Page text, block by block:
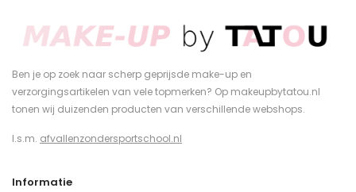
Ben je op zoek naar scherp geprijsde make-up en
verzorgingsartikelen van vele topmerken? Op makeupbytatou.nl
tonen wij duizenden producten van verschillende webshops.
I.s.m. afvallenzondersportschool.nl
Informatie